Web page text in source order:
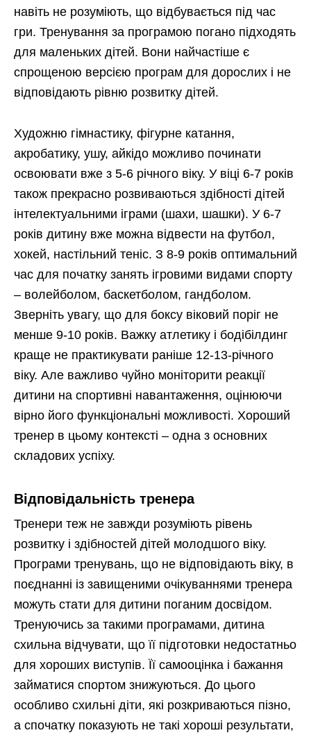
навіть не розуміють, що відбувається під час
гри. Тренування за програмою погано підходять
для маленьких дітей. Вони найчастіше є
спрощеною версією програм для дорослих і не
відповідають рівню розвитку дітей.
Художню гімнастику, фігурне катання,
акробатику, ушу, айкідо можливо починати
освоювати вже з 5-6 річного віку. У віці 6-7 років
також прекрасно розвиваються здібності дітей
інтелектуальними іграми (шахи, шашки). У 6-7
років дитину вже можна відвести на футбол,
хокей, настільний теніс. З 8-9 років оптимальний
час для початку занять ігровими видами спорту
– волейболом, баскетболом, гандболом.
Зверніть увагу, що для боксу віковий поріг не
менше 9-10 років. Важку атлетику і бодібілдинг
краще не практикувати раніше 12-13-річного
віку. Але важливо чуйно моніторити реакції
дитини на спортивні навантаження, оцінюючи
вірно його функціональні можливості. Хороший
тренер в цьому контексті – одна з основних
складових успіху.
Відповідальність тренера
Тренери теж не завжди розуміють рівень
розвитку і здібностей дітей молодшого віку.
Програми тренувань, що не відповідають віку, в
поєднанні із завищеними очікуваннями тренера
можуть стати для дитини поганим досвідом.
Тренуючись за такими програмами, дитина
схильна відчувати, що її підготовки недостатньо
для хороших виступів. Її самооцінка і бажання
займатися спортом знижуються. До цього
особливо схильні діти, які розкриваються пізно,
а спочатку показують не такі хороші результати,